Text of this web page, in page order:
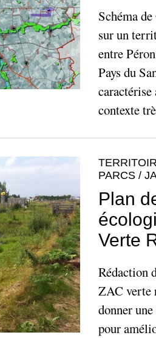
Schéma
sur un
entre
Pays du
caractérise
contexte
PARCS /
Plan
Verte
Rédaction
ZAC verte
donner
pour